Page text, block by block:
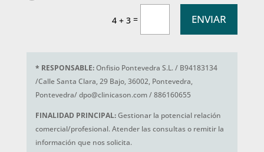
4 + 3 = ENVIAR
* RESPONSABLE:Onfisio Pontevedra S.L. / B94183134
/Calle Santa Clara, 29 Bajo, 36002, Pontevedra,
Pontevedra/ dpo@clinicason.com / 886160655
FINALIDAD PRINCIPAL:Gestionar la potencial relación
comercial/profesional. Atender las consultas o remitir la
información que nos solicita.